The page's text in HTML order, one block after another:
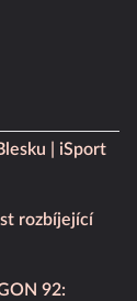
iSport
rozbíjející
92: